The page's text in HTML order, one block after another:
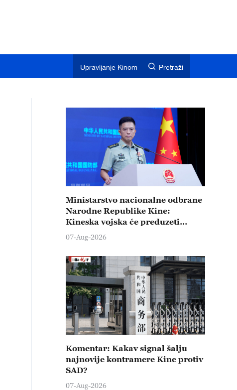
Upravljanje Kinom Pretraži
Ministarstvo nacionalne odbrane
Narodne Republike Kine:
Kineska vojska će preduzeti
čvrste kontramere protiv svih
provokativnih pokušaja
izazivanja nemira
07-Aug-2026
Komentar: Kakav signal šalju
najnovije kontramere Kine protiv
SAD?
07-Aug-2026